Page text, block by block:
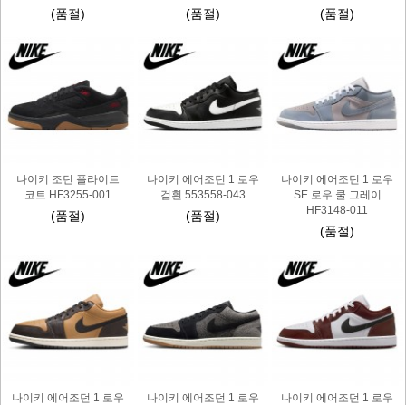
(품절) (품절) (품절)
나이키 조던 플라이트
코트 HF3255-001
(품절)
나이키 에어조던 1 로우
검흰 553558-043
(품절)
나이키 에어조던 1 로우
SE 로우 쿨 그레이
HF3148-011
(품절)
나이키 에어조던 1 로우
나이키 에어조던 1 로우
나이키 에어조던 1 로우